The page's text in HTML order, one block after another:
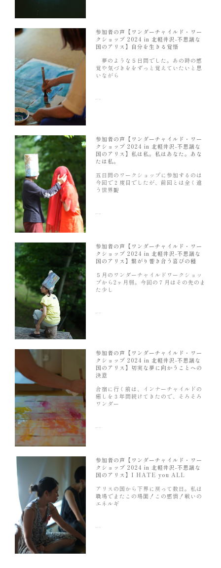
参加者の声【ワンダーチャイルド・ワー
クショップ 2024 in 北軽井沢-不思議な
国のアリス】自分を生きる覚悟
夢のような５日間でした。あの時の感
覚や気づきををずっと覚えていたいと思
いながら
参加者の声【ワンダーチャイルド・ワー
クショップ 2024 in 北軽井沢-不思議な
国のアリス】私は私。私はあなた。あな
たは私。
五日間のワークショップに参加するのは
今回で２度目でしたが、前回とは全く違
う世界観
参加者の声【ワンダーチャイルド・ワー
クショップ 2024 in 北軽井沢-不思議な
国のアリス】繋がり響き合う喜びの種
５月のワンダーチャイルドワークショッ
プから2ヶ月弱。今回の７月はその先のま
た少し
参加者の声【ワンダーチャイルド・ワー
クショップ 2024 in 北軽井沢-不思議な
国のアリス】切実な夢に向かうことへの
決意
合宿に行く前は、インナーチャイルドの
癒しを３年間続けてきたので、そろそろ
ワンダー
参加者の声【ワンダーチャイルド・ワー
クショップ 2024 in 北軽井沢-不思議な
国のアリス】I HATE you ALL
アリスの国から下界に戻って数日。私は
職場でまたこの場面！この感情！戦いの
エネルギ